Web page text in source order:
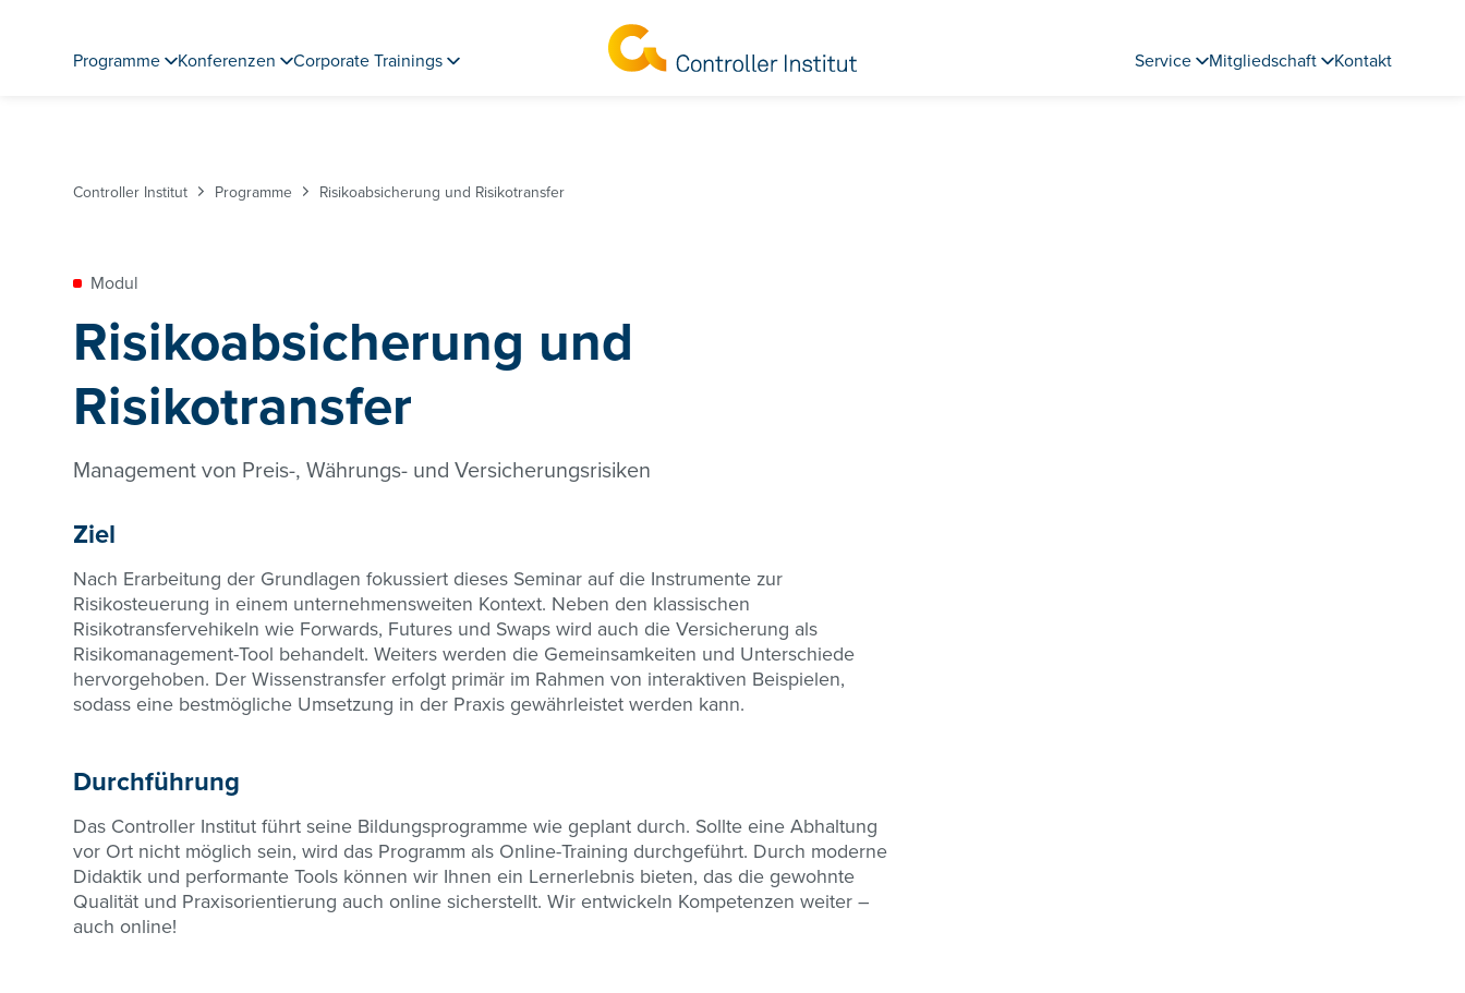
Programme Konferenzen Corporate Trainings Service Mitgliedschaft Kontakt
Controller Institut Programme Risikoabsicherung und Risikotransfer
Modul
Risikoabsicherung und
Risikotransfer
Management von Preis-, Währungs- und Versicherungsrisiken
Ziel
Nach Erarbeitung der Grundlagen fokussiert dieses Seminar auf die Instrumente zur
Risikosteuerung in einem unternehmensweiten Kontext. Neben den klassischen
Risikotransfervehikeln wie Forwards, Futures und Swaps wird auch die Versicherung als
Risikomanagement-Tool behandelt. Weiters werden die Gemeinsamkeiten und Unterschiede
hervorgehoben. Der Wissenstransfer erfolgt primär im Rahmen von interaktiven Beispielen,
sodass eine bestmögliche Umsetzung in der Praxis gewährleistet werden kann.
Durchführung
Das Controller Institut führt seine Bildungsprogramme wie geplant durch. Sollte eine Abhaltung
vor Ort nicht möglich sein, wird das Programm als Online-Training durchgeführt. Durch moderne
Didaktik und performante Tools können wir Ihnen ein Lernerlebnis bieten, das die gewohnte
Qualität und Praxisorientierung auch online sicherstellt. Wir entwickeln Kompetenzen weiter –
auch online!